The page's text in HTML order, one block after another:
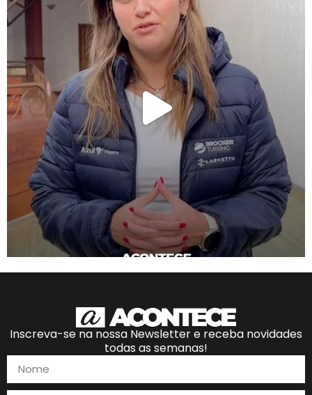
Inscreva-se na nossa Newsletter e receba novidades
todas as semanas!